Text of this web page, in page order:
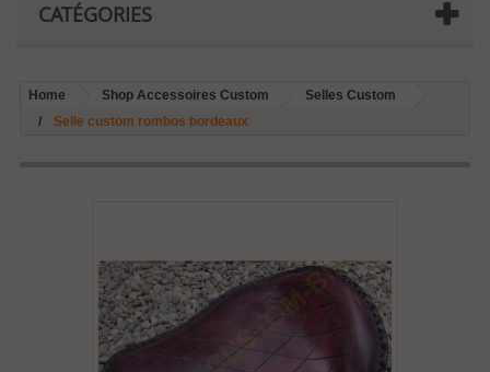
CATÉGORIES
Home Shop Accessoires Custom
Selles Custom
Selle custom rombos bordeaux